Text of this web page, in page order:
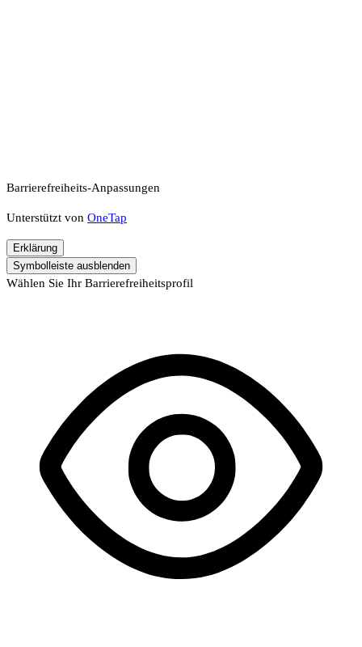
Barrierefreiheits-Anpassungen
Unterstützt von OneTap
Erklärung
Symbolleiste ausblenden
Wählen Sie Ihr Barrierefreiheitsprofil